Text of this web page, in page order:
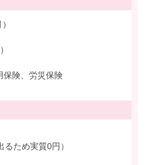
保険、労災保険
ため実質0円）